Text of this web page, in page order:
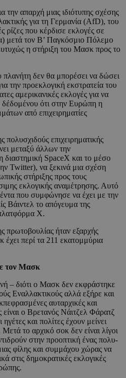
την απαρχή μιας ιδιότυπης σχέσης
για τη Γερμανία (AfD), του
ρίζες που κέρδισε εκλογές σε
μετά τον Β’ Παγκόσμιο Πόλεμο
η στήριξη του Μασκ προς το
δεν θα μπορέσει να δώσει
την προεκλογική εκστρατεία του
αμερικανικές εκλογές για να
δέδομένου ότι στην Ευρώπη η
από επιχειρηματίες
επιχειρηματικής
μεταξύ άλλων την
διαστημική SpaceX και το μέσο
Twitter), να ξεκινά μια σχέση
στήριξης προς τους
εκλογικής αναμέτρησης. Αυτό
που συμφώνησε να έχει με την
Βάιντελ το απόγευμα της
Χ.
πρωτοβουλίας ήταν εξαρχής
περί τα 211 εκατομμύρια
τον Μασκ
– διότι ο Μασκ δεν εκφράστηκε
Εναλλακτικούς αλλά εξήρε και
αυταρχικές και
είναι ο Βρετανός Νάιτζελ Φάρατζ
και πολίτες έχουν μείνει
το αρχικό σοκ δεν είναι λίγοι
στην προοπτική ένας πολυ-
φίλης και συμμάχου χώρας να
στις δημοκρατικές εκλογικές